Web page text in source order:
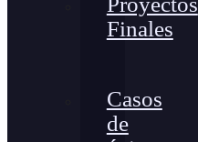
Finales
Casos
de